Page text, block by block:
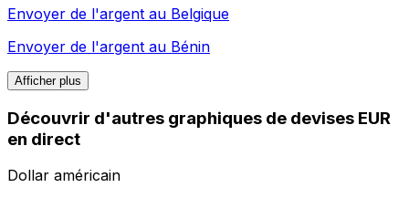
Envoyer de l'argent au Belgique
Envoyer de l'argent au Bénin
Afficher plus
Découvrir d'autres graphiques de devises EUR
en direct
Dollar américain